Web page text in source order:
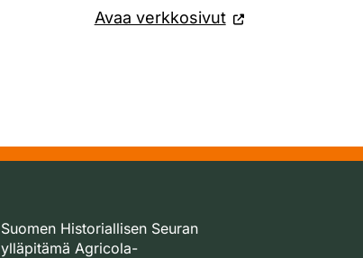
Avaa verkkosivut
Suomen Historiallisen Seuran
ylläpitämä Agricola-